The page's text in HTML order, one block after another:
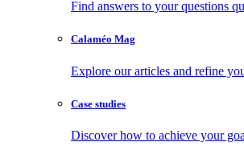
Find answers to your questions
Calaméo Mag
Explore our articles and refine
Case studies
Discover how to achieve your